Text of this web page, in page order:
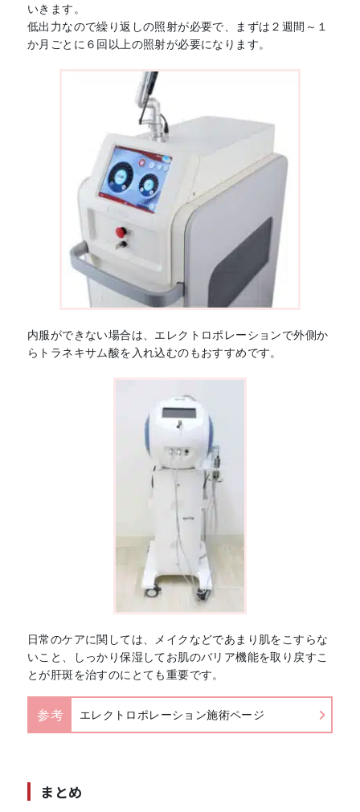
いきます。
低出力なので繰り返しの照射が必要で、まずは２週間～１
か月ごとに６回以上の照射が必要になります。
内服ができない場合は、エレクトロポレーションで外側か
らトラネキサム酸を入れ込むのもおすすめです。
日常のケアに関しては、メイクなどであまり肌をこすらな
いこと、しっかり保湿してお肌のバリア機能を取り戻すこ
とが肝斑を治すのにとても重要です。
参考 エレクトロポレーション施術ページ
まとめ